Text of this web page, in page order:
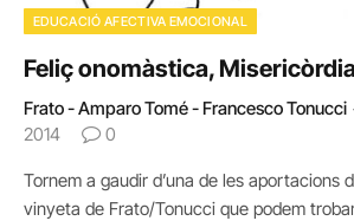
EDUCACIÓ AFECTIVA EMOCIONAL
Feliç onomàstica,
Frato - Amparo Tomé - Francesco Tonucci
2014
0
Tornem a gaudir d’una de les aportacions
vinyeta de Frato/Tonucci que podem